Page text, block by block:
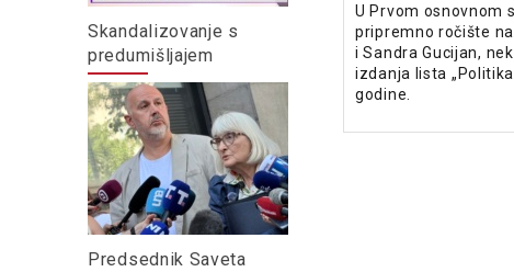
Skandalizovanje s
predumišljajem
Predsednik Saveta
U Prvom osnovnom
pripremno ročište
i Sandra Gucijan,
izdanja lista
godine.